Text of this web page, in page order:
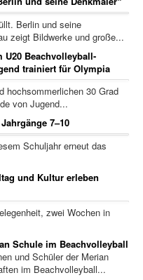
Berlin und seine
zeigt Bildwerke und große...
Beachvolleyball-
trainiert für Olympia
hochsommerlichen 30 Grad
von Jugend...
7–10
Schuljahr erneut das
und Kultur erleben
zwei Wochen in
Schule im Beachvolleyball
und Schüler der Merian
im Beachvolleyball...